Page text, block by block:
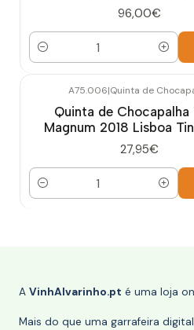
96,00€
Quantidade
A75.006|Quinta de
Quinta de Chocapalha
Magnum 2018 Lisboa
27,95€
Quantidade
A VinhAlvarinho.pt é uma loja
Mais do que uma garrafeira